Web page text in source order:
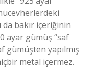
bakır içeriğinin
ayar gümüş “saf
gümüşten yapılmış
metal içermez.